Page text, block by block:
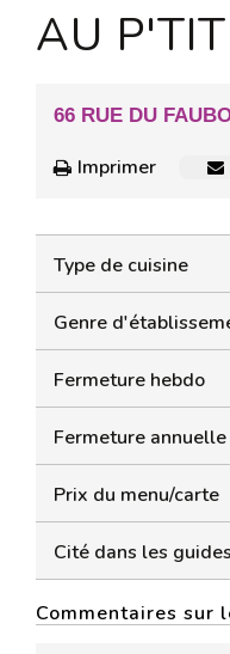
AU
66 RUE DU
Imprimer
Type de cuisine
Genre
Fermeture hebdo
Fermeture annuelle
Prix du menu/carte
Cité dans les guides
Commentaires sur